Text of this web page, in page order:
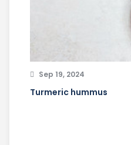
Sep 19, 2024
Turmeric hummus